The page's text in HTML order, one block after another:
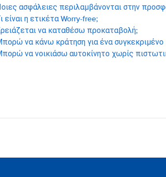
ασφάλειες περιλαμβάνονται στην
είναι η ετικέτα Worry-free;
να καταθέσω προκαταβολή;
να κάνω κράτηση για ένα συγκεκριμένο
να νοικιάσω αυτοκίνητο χωρίς